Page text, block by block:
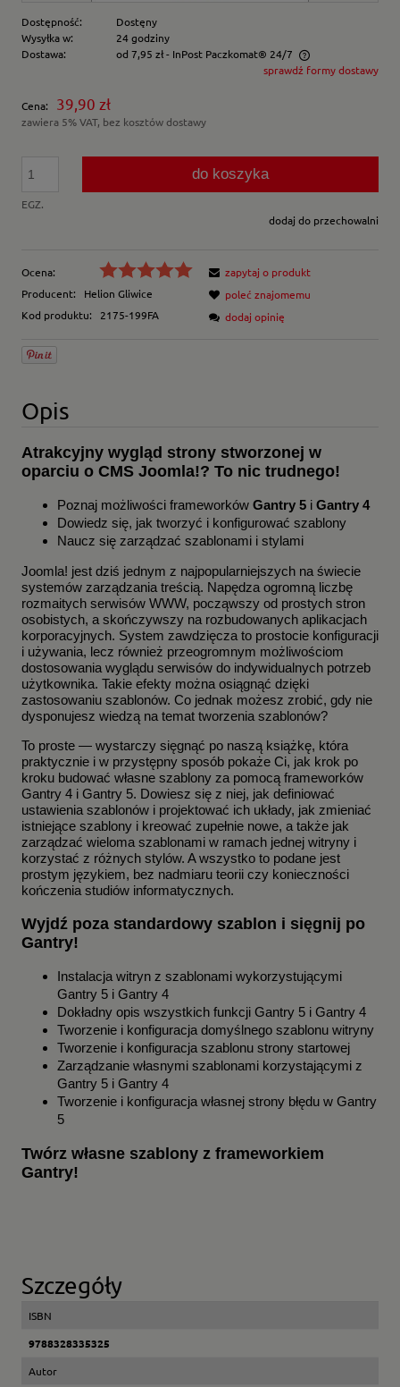
Dostępność:
Dostęny
Wysyłka w:
24 godziny
Dostawa:
od 7,95 zł- InPost Paczkomat® 24/7
Cena nie zawiera ewentualnych kosztów płatnościsprawdź formy dostawy
Cena: 39,90 zł
zawiera 5% VAT, bez kosztów dostawy
EGZ.
do koszyka
dodaj do przechowalni
Ocena:
Producent:
Helion Gliwice
Kod produktu:
2175-199FA
zapytaj o produkt
poleć znajomemu
dodaj opinię
Opis
Atrakcyjny wygląd strony stworzonej w
oparciu o CMS Joomla!? To nic trudnego!
Poznaj możliwości frameworków Gantry 5 i Gantry 4
Dowiedz się, jak tworzyć i konfigurować szablony
Naucz się zarządzać szablonami i stylami
Joomla! jest dziś jednym z najpopularniejszych na świecie
systemów zarządzania treścią. Napędza ogromną liczbę
rozmaitych serwisów WWW, począwszy od prostych stron
osobistych, a skończywszy na rozbudowanych aplikacjach
korporacyjnych. System zawdzięcza to prostocie konfiguracji
i używania, lecz również przeogromnym możliwościom
dostosowania wyglądu serwisów do indywidualnych potrzeb
użytkownika. Takie efekty można osiągnąć dzięki
zastosowaniu szablonów. Co jednak możesz zrobić, gdy nie
dysponujesz wiedzą na temat tworzenia szablonów?
To proste — wystarczy sięgnąć po naszą książkę, która
praktycznie i w przystępny sposób pokaże Ci, jak krok po
kroku budować własne szablony za pomocą frameworków
Gantry 4 i Gantry 5. Dowiesz się z niej, jak definiować
ustawienia szablonów i projektować ich układy, jak zmieniać
istniejące szablony i kreować zupełnie nowe, a także jak
zarządzać wieloma szablonami w ramach jednej witryny i
korzystać z różnych stylów. A wszystko to podane jest
prostym językiem, bez nadmiaru teorii czy konieczności
kończenia studiów informatycznych.
Wyjdź poza standardowy szablon i sięgnij po
Gantry!
Instalacja witryn z szablonami wykorzystującymi
Gantry 5 i Gantry 4
Dokładny opis wszystkich funkcji Gantry 5 i Gantry 4
Tworzenie i konfiguracja domyślnego szablonu witryny
Tworzenie i konfiguracja szablonu strony startowej
Zarządzanie własnymi szablonami korzystającymi z
Gantry 5 i Gantry 4
Tworzenie i konfiguracja własnej strony błędu w Gantry
5
Twórz własne szablony z frameworkiem
Gantry!
Szczegóły
ISBN
9788328335325
Autor